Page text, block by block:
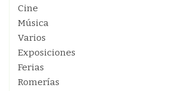
Cine
Música
Varios
Exposiciones
Ferias
Romerías